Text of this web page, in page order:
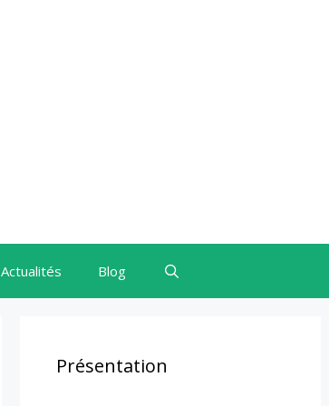
Actualités Blog
Présentation